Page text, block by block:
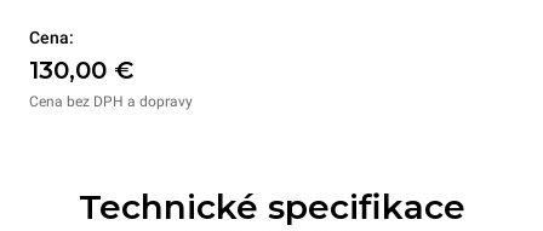
Cena:
130,00 €
Cena bez DPH a dopravy
Technické specifikace